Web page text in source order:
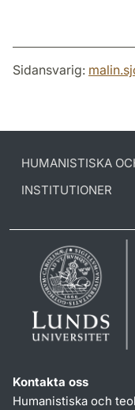
Sidansvarig:
HUMANISTISKA
INSTITUTIONER
Kontakta oss
Humanistiska och